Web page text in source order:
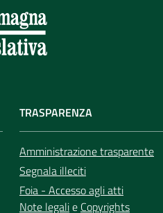
TRASPARENZA
Amministrazione trasparente
Segnala illeciti
Foia - Accesso agli atti
Note legalie Copyrights